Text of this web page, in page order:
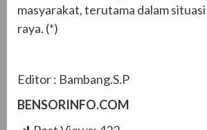
masyarakat, terutama dalam
raya. (*)
Editor : Bambang.S.P
BENSORINFO.COM